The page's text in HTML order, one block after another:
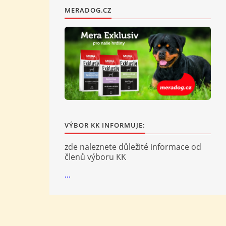
MERADOG.CZ
VÝBOR KK INFORMUJE:
zde naleznete důležité informace od
členů výboru KK
...